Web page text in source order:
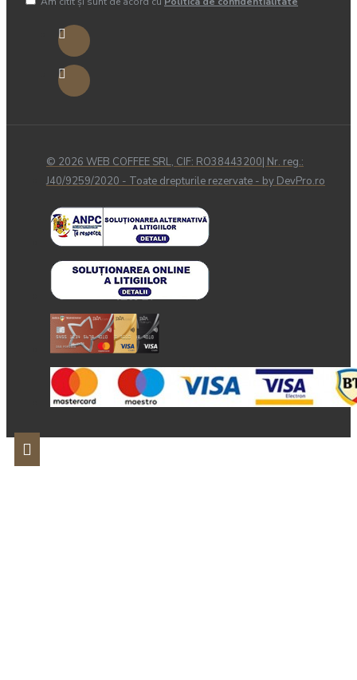
© 2026 WEB COFFEE SRL, CIF: RO38443200| Nr. reg.:
J40/9259/2020 - Toate drepturile rezervate - by DevPro.ro